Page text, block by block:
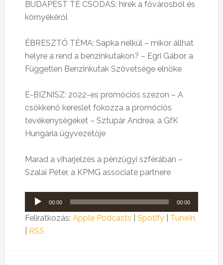
BUDAPEST TE CSODÁS: hírek a fővárosból és
környékéről
ÉBRESZTŐ TÉMA: Sapka nélkül – mikor állhat
helyre a rend a benzinkutakon? – Egri Gábor, a
Független Benzinkutak Szövetsége elnöke
E-BIZNISZ: 2022-es promóciós szezon – A
csökkenő kereslet fokozza a promóciós
tevékenységeket – Sztupár Andrea, a GfK
Hungária ügyvezetője
Marad a viharjelzés a pénzügyi szférában –
Szalai Péter, a KPMG associate partnere
Audió
lejátszó
00:00 00:00
Feliratkozás: Apple Podcasts Spotify| TuneIn
RSS